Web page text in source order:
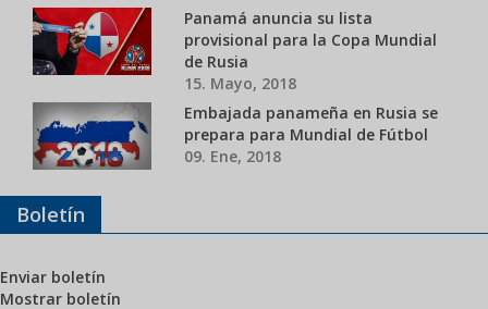
Panamá anuncia su lista
provisional para la Copa Mundial
de Rusia
15. Mayo, 2018
Embajada panameña en Rusia se
prepara para Mundial de Fútbol
09. Ene, 2018
Boletín
Enviar boletín
Mostrar boletín